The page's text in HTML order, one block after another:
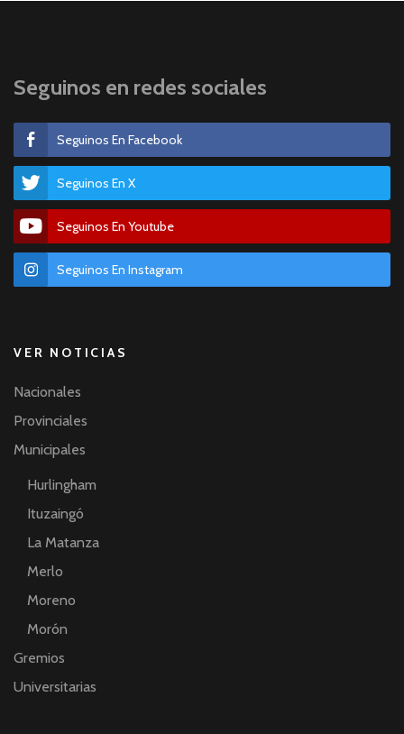
Seguinos en redes sociales
Seguinos En Facebook
Seguinos En X
Seguinos En Youtube
Seguinos En Instagram
VER NOTICIAS
Nacionales
Provinciales
Municipales
Hurlingham
Ituzaingó
La Matanza
Merlo
Moreno
Morón
Gremios
Universitarias